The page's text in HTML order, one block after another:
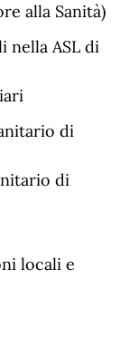
alla Sanità)
nella ASL di
di
di
locali e